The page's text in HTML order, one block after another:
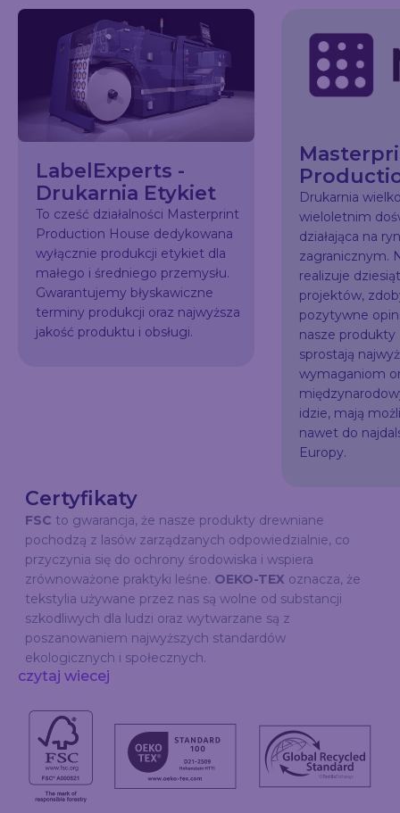
LabelExperts -
Drukarnia Etykiet
To cześć działalności Masterprint
Production House dedykowana
wyłącznie produkcji etykiet dla
małego i średniego przemysłu.
Gwarantujemy błyskawiczne
terminy produkcji oraz najwyższa
jakość produktu i obsługi.
Drukarnia
wieloletnim
działająca na
zagranicznym.
realizuje
projektów,
pozytywne
nasze
sprostają
wymaganiom
idzie, mają
nawet do
Europy.
Certyfikaty
FSC to gwarancja, że nasze produkty drewniane
pochodzą z lasów zarządzanych odpowiedzialnie, co
przyczynia się do ochrony środowiska i wspiera
zrównoważone praktyki leśne. OEKO-TEX oznacza, że
tekstylia używane przez nas są wolne od substancji
szkodliwych dla ludzi oraz wytwarzane są z
poszanowaniem najwyższych standardów
ekologicznych i społecznych.
czytaj wiecej